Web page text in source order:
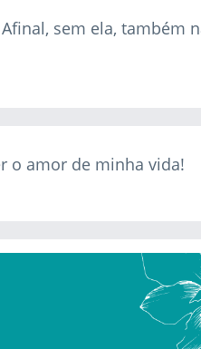
sem ela, também
o amor de minha vida!